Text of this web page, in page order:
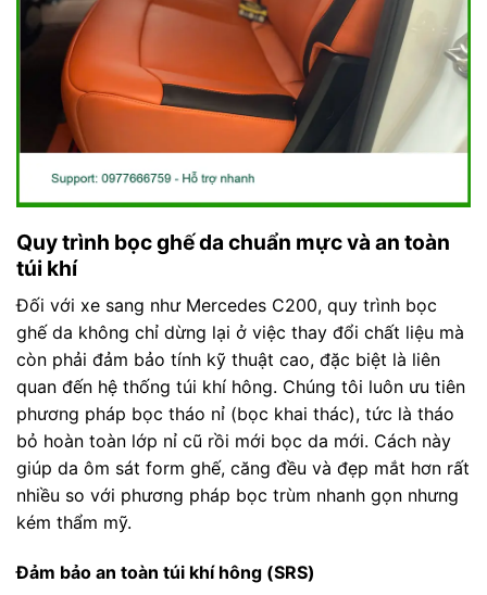
Quy trình bọc ghế da chuẩn mực và an toàn
túi khí
Đối với xe sang như Mercedes C200, quy trình bọc
ghế da không chỉ dừng lại ở việc thay đổi chất liệu mà
còn phải đảm bảo tính kỹ thuật cao, đặc biệt là liên
quan đến hệ thống túi khí hông. Chúng tôi luôn ưu tiên
phương pháp bọc tháo nỉ (bọc khai thác), tức là tháo
bỏ hoàn toàn lớp nỉ cũ rồi mới bọc da mới. Cách này
giúp da ôm sát form ghế, căng đều và đẹp mắt hơn rất
nhiều so với phương pháp bọc trùm nhanh gọn nhưng
kém thẩm mỹ.
Đảm bảo an toàn túi khí hông (SRS)